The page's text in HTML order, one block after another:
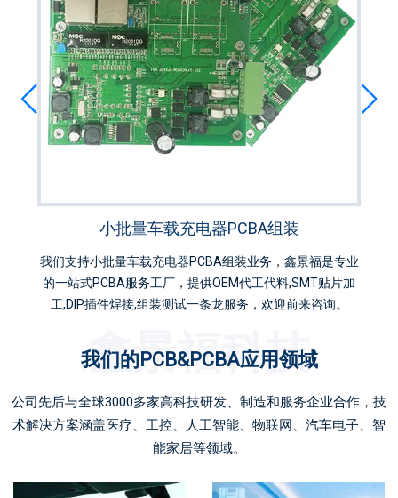
小批量车载充电器PCBA组装
我们支持小批量车载充电器PCBA组装业务，鑫景福是专业
的一站式PCBA服务工厂，提供OEM代工代料,SMT贴片加
工,DIP插件焊接,组装测试一条龙服务，欢迎前来咨询。
鑫景福科技
我们的PCB&PCBA应用领域
公司先后与全球3000多家高科技研发、制造和服务企业合作，技
术解决方案涵盖医疗、工控、人工智能、物联网、汽车电子、智
能家居等领域。